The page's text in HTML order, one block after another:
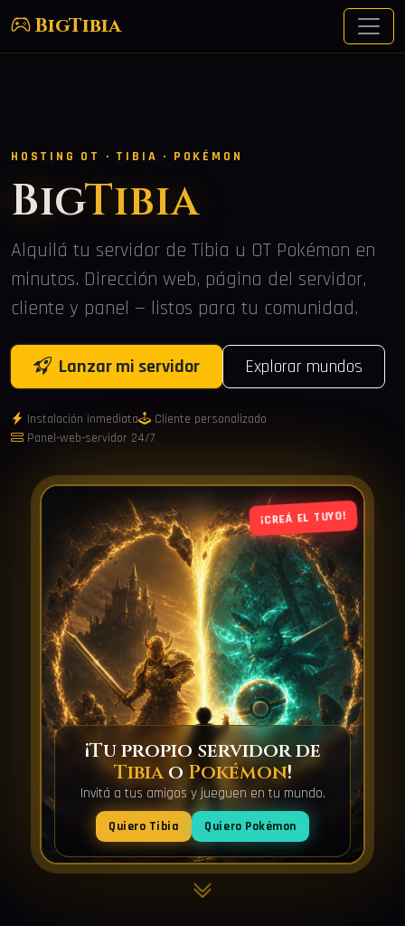
BigTibia
HOSTING OT · TIBIA · POKÉMON
BigTibia
Alquilá tu servidor de Tibia u OT Pokémon en
minutos. Dirección web, página del servidor,
cliente y panel — listos para tu comunidad.
Lanzar mi servidor Explorar mundos
Instalación inmediata
Cliente personalizado
Panel-web-servidor 24/7
¡CREÁ EL TUYO!
¡Tu propio servidor de
Tibiao Pokémon!
Invitá a tus amigos y jueguen en tu mundo.
Quiero Tibia Quiero Pokémon